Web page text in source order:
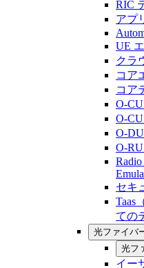
RIC
アプ
UE
クラ
コア
コア
O-
O-
O-
O-
セキ
Taas
ての
光ファイバ
光フ
イー